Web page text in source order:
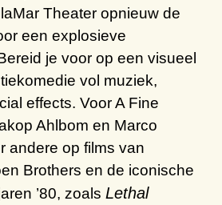
Theater opnieuw de
een explosieve
je voor op een visueel
vol muziek,
effects. VoorA Fine
Ahlbom en Marco
andere op films van
Brothers en de iconische
’80, zoals Lethal